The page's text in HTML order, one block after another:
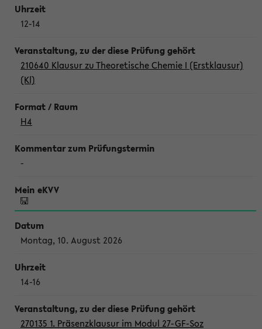
12-14
210640 Klausur zu Theoretische Chemie I (Erstklausur)
(Kl)
H4
-
Montag, 10. August 2026
14-16
270135 1. Präsenzklausur im Modul 27-GF-Soz